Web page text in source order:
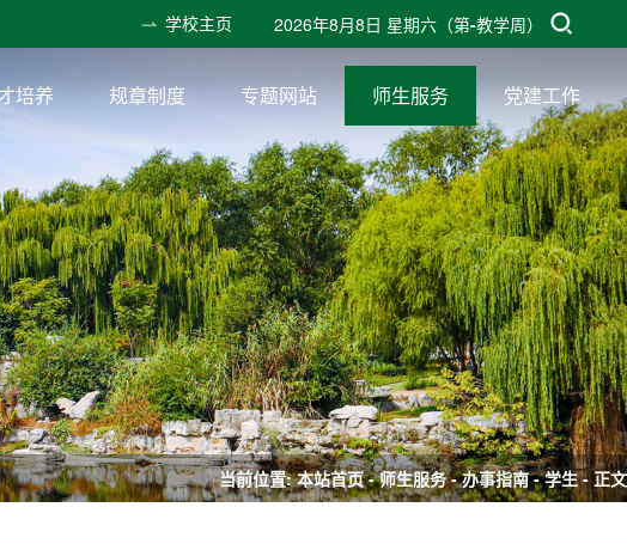
学校主页 2026年8月8日 星期六 （第-教学周）
培养 规章制度 专题网站 师生服务 党建工作
当前位置:本站首页-师生服务-办事指南-学生- 正文